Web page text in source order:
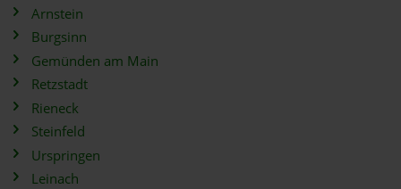
Arnstein
Burgsinn
Gemünden am Main
Retzstadt
Rieneck
Steinfeld
Urspringen
Leinach